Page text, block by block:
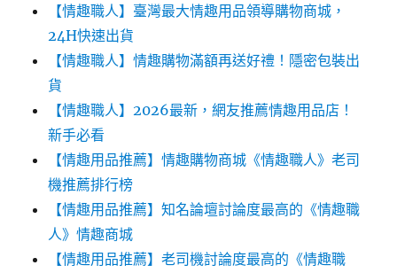
【情趣職人】臺灣最大情趣用品領導購物商城，
24H快速出貨
【情趣職人】情趣購物滿額再送好禮！隱密包裝出
貨
【情趣職人】2026最新，網友推薦情趣用品店！
新手必看
【情趣用品推薦】情趣購物商城《情趣職人》老司
機推薦排行榜
【情趣用品推薦】知名論壇討論度最高的《情趣職
人》情趣商城
【情趣用品推薦】老司機討論度最高的《情趣職